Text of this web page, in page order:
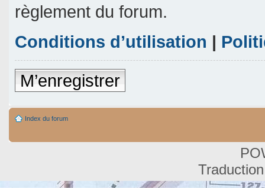
règlement du forum.
Conditions d’utilisation |
M’enregistrer
Index du forum